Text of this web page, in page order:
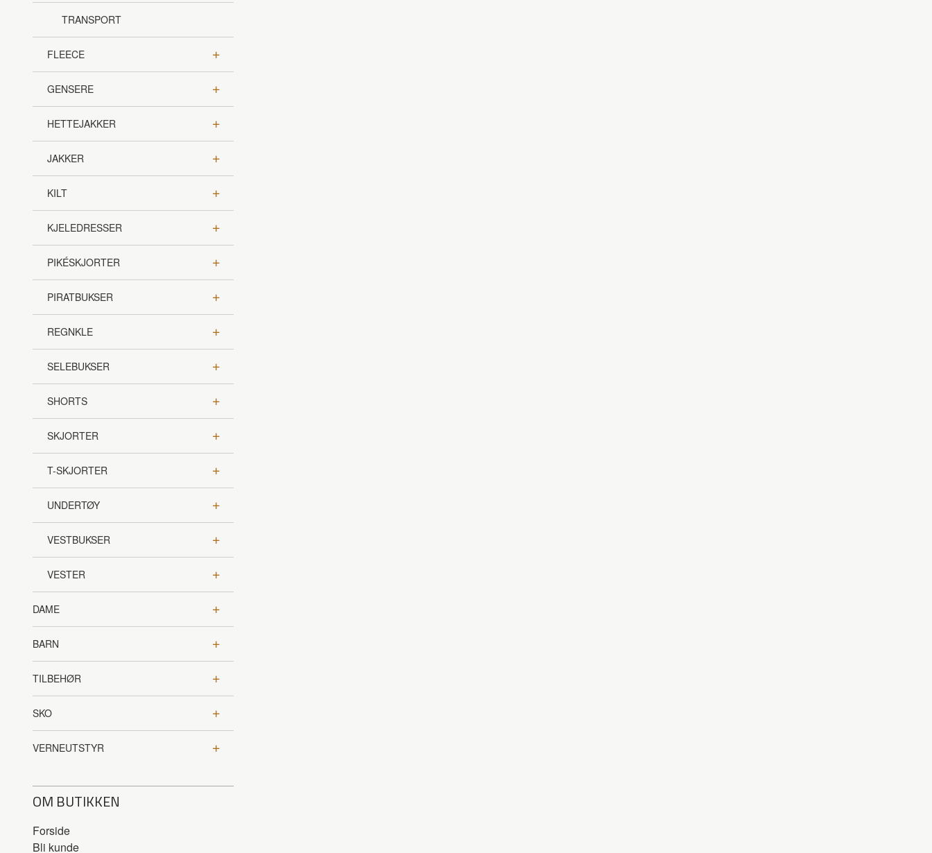
TRANSPORT
FLEECE
GENSERE
HETTEJAKKER
JAKKER
KILT
KJELEDRESSER
PIKÉSKJORTER
PIRATBUKSER
REGNKLE
SELEBUKSER
SHORTS
SKJORTER
T-SKJORTER
UNDERTØY
VESTBUKSER
VESTER
DAME
BARN
TILBEHØR
SKO
VERNEUTSTYR
OM BUTIKKEN
Forside
Bli kunde